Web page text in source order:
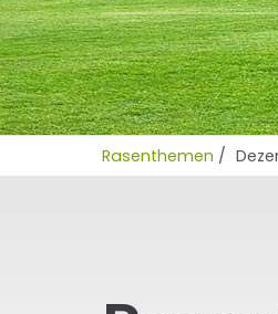
Rasenthemen /